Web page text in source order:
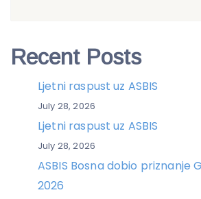
Recent Posts
Ljetni raspust uz ASBIS
July 28, 2026
Ljetni raspust uz ASBIS
July 28, 2026
ASBIS Bosna dobio priznanje
2026